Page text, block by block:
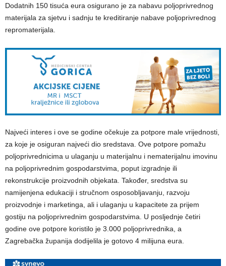
Dodatnih 150 tisuća eura osigurano je za nabavu poljoprivrednog
materijala za sjetvu i sadnju te kreditiranje nabave poljoprivrednog
repromaterijala.
Najveći interes i ove se godine očekuje za potpore male vrijednosti,
za koje je osiguran najveći dio sredstava. Ove potpore pomažu
poljoprivrednicima u ulaganju u materijalnu i nematerijalnu imovinu
na poljoprivrednim gospodarstvima, poput izgradnje ili
rekonstrukcije proizvodnih objekata. Također, sredstva su
namijenjena edukaciji i stručnom osposobljavanju, razvoju
proizvodnje i marketinga, ali i ulaganju u kapacitete za prijem
gostiju na poljoprivrednim gospodarstvima. U posljednje četiri
godine ove potpore koristilo je 3.000 poljoprivrednika, a
Zagrebačka županija dodijelila je gotovo 4 milijuna eura.